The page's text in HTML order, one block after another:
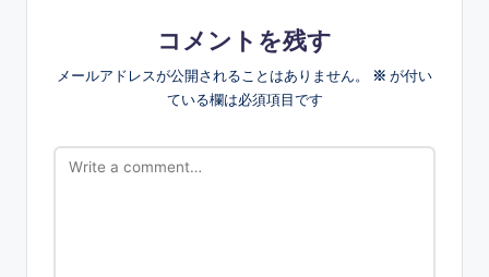
コメントを残す
メールアドレスが公開されることはありません。 ※ が付い
ている欄は必須項目です